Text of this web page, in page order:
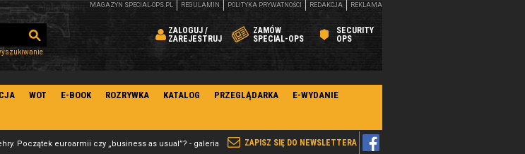
ZALOGUJ /
ZAREJESTRUJ
ZAMÓW
SPECIAL-OPS
SECURITY
OPS
MAGAZYN SPECIAL-OPS.PL REGULAMIN POLITYKA PRYWATNOŚCI REDAKCJA REKLAMA
WOT E-BOOK ROZRYWKA KATALOG PRZEGLĄDARKA E-WYDANIE
ZAPISZ SIĘ DO NEWSLETTERA
Początek euroarmii czy „business as usual”? - galeria